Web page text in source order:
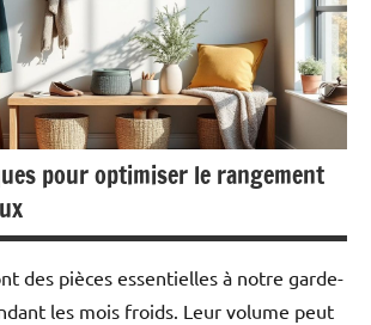
pour optimiser le rangement
des pièces essentielles à notre garde-
les mois froids. Leur volume peut